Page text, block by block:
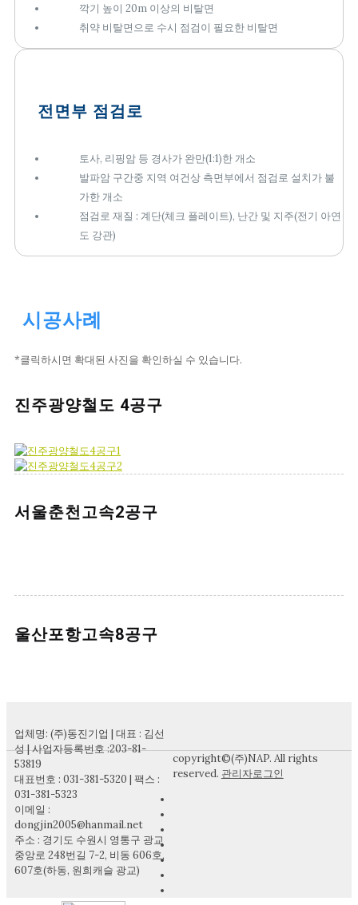
깍기 높이 20m 이상의 비탈면
취약 비탈면으로 수시 점검이 필요한 비탈면
전면부 점검로
토사, 리핑암 등 경사가 완만(1:1)한 개소
발파암 구간중 지역 여건상 측면부에서 점검로 설치가 불
가한 개소
점검로 재질 : 계단(체크 플레이트), 난간 및 지주(전기 아연
도 강관)
시공사례
*클릭하시면 확대된 사진을 확인하실 수 있습니다.
진주광양철도 4공구
서울춘천고속2공구
울산포항고속8공구
업체명: (주)동진기업 | 대표 : 김선
성 | 사업자등록번호 :203-81-
53819
대표번호 : 031-381-5320 | 팩스 :
031-381-5323
이메일 :
dongjin2005@hanmail.net
주소 : 경기도 수원시 영통구 광교
중앙로 248번길 7-2, 비동 606호,
607호(하동, 원희캐슬 광교)
copyright©(주)NAP. All rights
reserved. 관리자로그인